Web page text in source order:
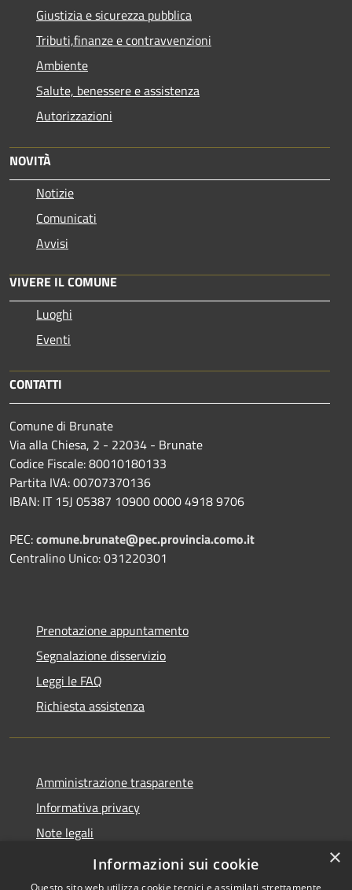
Giustizia e sicurezza pubblica
Tributi,finanze e contravvenzioni
Ambiente
Salute, benessere e assistenza
Autorizzazioni
NOVITÀ
Notizie
Comunicati
Avvisi
VIVERE IL COMUNE
Luoghi
Eventi
CONTATTI
Comune di Brunate
Via alla Chiesa, 2 - 22034 - Brunate
Codice Fiscale: 80010180133
Partita IVA: 00707370136
IBAN: IT 15J 05387 10900 0000 4918 9706
PEC:comune.brunate@pec.provincia.como.it
Centralino Unico: 031220301
Prenotazione appuntamento
Segnalazione disservizio
Leggi le FAQ
Richiesta assistenza
Amministrazione trasparente
Informativa privacy
Note legali
Dichiarazione di accessibilità
×
Informazioni sui cookie
Questo sito web utilizza cookie tecnici e assimilati strettamente